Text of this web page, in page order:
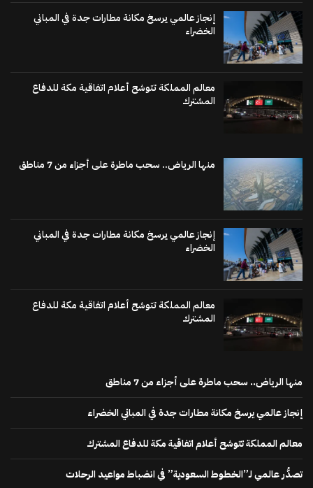
إنجاز عالمي يرسخ مكانة مطارات جدة في المباني
الخضراء
معالم المملكة تتوشح أعلام اتفاقية مكة للدفاع
المشترك
منها الرياض.. سحب ماطرة على أجزاء من 7 مناطق
إنجاز عالمي يرسخ مكانة مطارات جدة في المباني
الخضراء
معالم المملكة تتوشح أعلام اتفاقية مكة للدفاع
المشترك
منها الرياض.. سحب ماطرة على أجزاء من 7 مناطق
إنجاز عالمي يرسخ مكانة مطارات جدة في المباني الخضراء
معالم المملكة تتوشح أعلام اتفاقية مكة للدفاع المشترك
تصدُّر عالمي لـ”الخطوط السعودية” في انضباط مواعيد الرحلات